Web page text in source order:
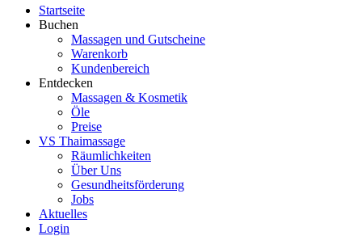
Startseite
Buchen
Massagen und Gutscheine
Warenkorb
Kundenbereich
Entdecken
Massagen & Kosmetik
Öle
Preise
VS Thaimassage
Räumlichkeiten
Über Uns
Gesundheitsförderung
Jobs
Aktuelles
Login